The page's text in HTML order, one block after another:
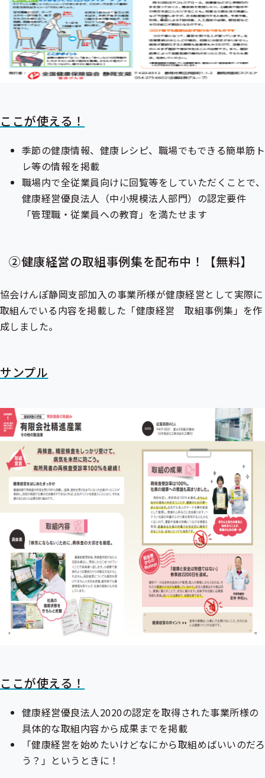
ここが使える！
季節の健康情報、健康レシピ、職場でもできる簡単筋ト
レ等の情報を掲載
職場内で全従業員向けに回覧等をしていただくことで、
健康経営優良法人（中小規模法人部門）の認定要件
「管理職・従業員への教育」を満たせます
②健康経営の取組事例集を配布中！【無料】
協会けんぽ静岡支部加入の事業所様が健康経営として実際に
取組んでいる内容を掲載した「健康経営 取組事例集」を作
成しました。
サンプル
ここが使える！
健康経営優良法人2020の認定を取得された事業所様の
具体的な取組内容から成果までを掲載
「健康経営を始めたいけどなにから取組めばいいのだろ
う？」というときに！